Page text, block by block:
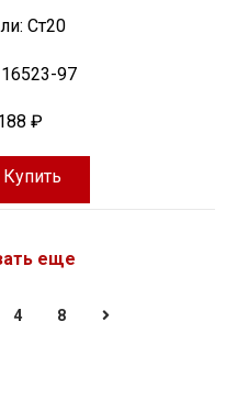
Ст20
97
₽
Купить
еще
4 8